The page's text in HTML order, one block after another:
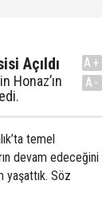
Açıldı
Honaz’ın
A+
A-
temel
devam edeceğini
yaşattık. Söz